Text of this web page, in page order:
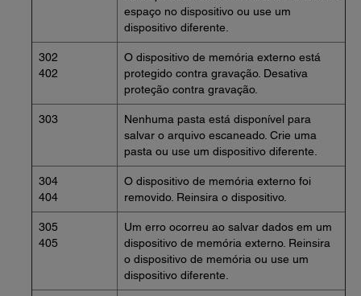
espaço no dispositivo ou use um
dispositivo diferente.
302
402
O dispositivo de memória externo está
protegido contra gravação. Desativa
proteção contra gravação.
303
Nenhuma pasta está disponível para
salvar o arquivo escaneado. Crie uma
pasta ou use um dispositivo diferente.
304
404
O dispositivo de memória externo foi
removido. Reinsira o dispositivo.
305
405
Um erro ocorreu ao salvar dados em um
dispositivo de memória externo. Reinsira
o dispositivo de memória ou use um
dispositivo diferente.